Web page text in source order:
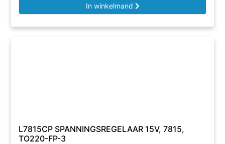
In winkelmand
L7815CP SPANNINGSREGELAAR 15V, 7815,
TO220-FP-3